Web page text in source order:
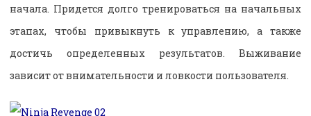
начала. Придется долго тренироваться на начальных
этапах, чтобы привыкнуть к управлению, а также
достичь определенных результатов. Выживание
зависит от внимательности и ловкости пользователя.